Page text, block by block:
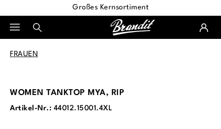
Großes Kernsortiment
FRAUEN
WOMEN TANKTOP MYA, RIP
Artikel-Nr.: 44012.15001.4XL